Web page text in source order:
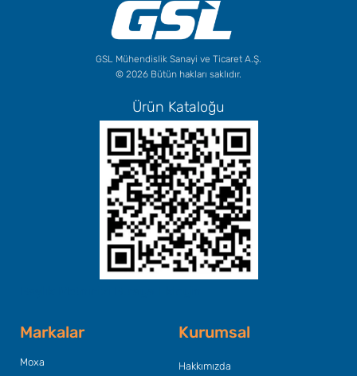
GSL Mühendislik Sanayi ve Ticaret A.Ş.
© 2026 Bütün hakları saklıdır.
Ürün Kataloğu
Markalar
Moxa
Kurumsal
Hakkımızda